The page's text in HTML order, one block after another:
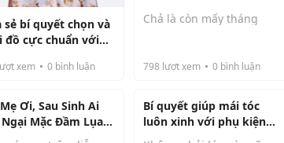
sẻ bí quyết chọn và
đồ cực chuẩn với
sở và dạo phố
xem 0 bình luận
Chả là còn mấy tháng
chơi lớn, cả nhà sẽ mặc
chúc Tết ông bà và chụp
một bộ ảnh kỷ niệm. Mấy
năm trước ...
798 lượt xem 0bình luận
Ơi, Sau Sinh Ai
Ngại Mặc Đầm Lụa?
Chọn Đầm Lụa
Bí quyết giúp mái tóc
luôn xinh với phụ kiện
tóc